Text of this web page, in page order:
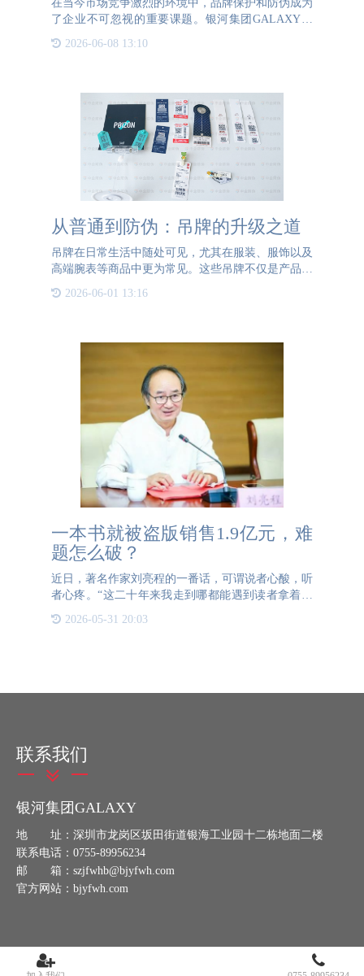
在当今市场竞争激烈的环境中，品牌保护和防伪成为
了企业不可忽视的重要课题。银河集团GALAXY防
越的性能和全面的功能，为企业提供了强有力的支
2026-06-08 13:10
从普通到防伪：吊牌的升级之道
吊牌在日常生活中随处可见，尤其在服装、服饰以及
高端腕表等商品中更为常见。这些吊牌不仅是产品信
息的载体，更是辨别产品真伪的重要工具。然而，随
着假冒产品的增多，吊牌被伪造的风险也随之增加，
2026-06-01 13:16
一本书就被盗版销售1.9亿元，难
题怎么破？
近日，著名作家刘亮程的一番话，可谓说者心酸，听
者心疼。“这二十年来我走到哪都能遇到读者拿着盗
版书让我签名。明知是盗版书，也要签，因为盗版书
也是读者拿钱买的，读者是无辜的。我无力靠个人能
2026-05-31 20:03
联系我们
银河集团GALAXY
地 址：深圳市龙岗区坂田街道银海工业园十二栋地面二楼
联系电话：0755-89956234
邮 箱：szjfwhb@bjyfwh.com
官方网站：bjyfwh.com